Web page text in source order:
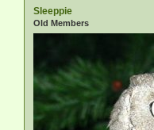
Sleeppie
Old Members